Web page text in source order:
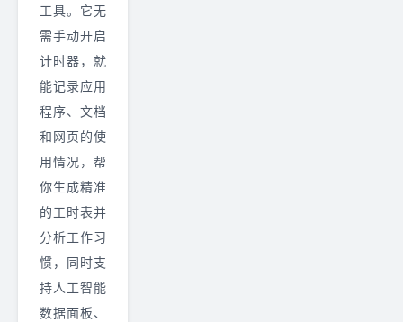
工具。它无
需手动开启
计时器，就
能记录应用
程序、文档
和网页的使
用情况，帮
你生成精准
的工时表并
分析工作习
惯，同时支
持人工智能
数据面板、